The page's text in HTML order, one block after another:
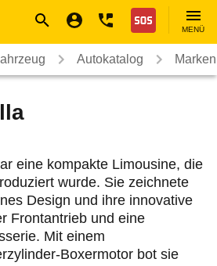
Nothilfe
MENÜ
Autokatalog
eine kompakte Limousine, die
wurde. Sie zeichnete
Design und ihre innovative
Frontantrieb und eine
Mit einem
Boxermotor bot sie